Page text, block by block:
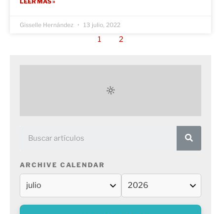
Gisselle Hernández 13 julio, 2022
1 2
ARCHIVE CALENDAR